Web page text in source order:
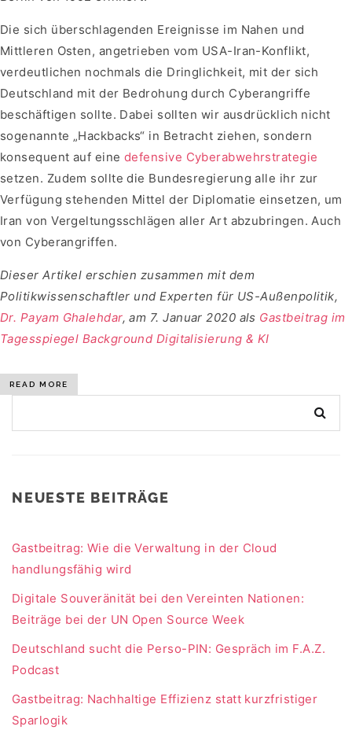
Die sich überschlagenden Ereignisse im Nahen und
Mittleren Osten, angetrieben vom USA-Iran-Konflikt,
verdeutlichen nochmals die Dringlichkeit, mit der sich
Deutschland mit der Bedrohung durch Cyberangriffe
beschäftigen sollte. Dabei sollten wir ausdrücklich nicht
sogenannte „Hackbacks“ in Betracht ziehen, sondern
konsequent auf eine defensive Cyberabwehrstrategie
setzen. Zudem sollte die Bundesregierung alle ihr zur
Verfügung stehenden Mittel der Diplomatie einsetzen, um
Iran von Vergeltungsschlägen aller Art abzubringen. Auch
von Cyberangriffen.
Dieser Artikel erschien zusammen mit dem
Politikwissenschaftler und Experten für US-Außenpolitik,
Dr. Payam Ghalehdar, am 7. Januar 2020 als Gastbeitrag im
Tagesspiegel Background Digitalisierung & KI
READ MORE
NEUESTE BEITRÄGE
Gastbeitrag: Wie die Verwaltung in der Cloud
handlungsfähig wird
Digitale Souveränität bei den Vereinten Nationen:
Beiträge bei der UN Open Source Week
Deutschland sucht die Perso-PIN: Gespräch im F.A.Z.
Podcast
Gastbeitrag: Nachhaltige Effizienz statt kurzfristiger
Sparlogik